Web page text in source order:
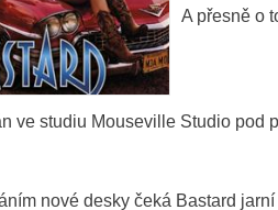
A přesně o
ve studiu Mouseville Studio pod
nové desky čeká Bastard